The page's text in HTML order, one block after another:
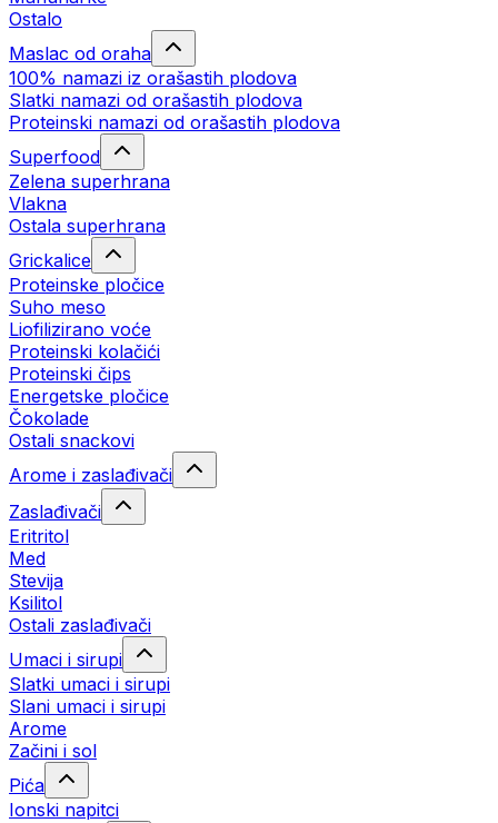
Ostalo
Maslac od oraha
100% namazi iz orašastih plodova
Slatki namazi od orašastih plodova
Proteinski namazi od orašastih plodova
Superfood
Zelena superhrana
Vlakna
Ostala superhrana
Grickalice
Proteinske pločice
Suho meso
Liofilizirano voće
Proteinski kolačići
Proteinski čips
Energetske pločice
Čokolade
Ostali snackovi
Arome i zaslađivači
Zaslađivači
Eritritol
Med
Stevija
Ksilitol
Ostali zaslađivači
Umaci i sirupi
Slatki umaci i sirupi
Slani umaci i sirupi
Arome
Začini i sol
Pića
Ionski napitci